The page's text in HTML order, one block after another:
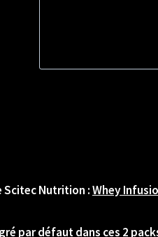
Scitec Nutrition :Whey
par défaut dans ces 2